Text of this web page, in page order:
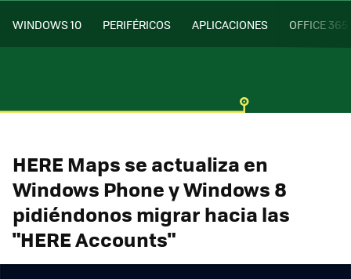
WINDOWS 10 PERIFÉRICOS APLICACIONES OFFICE 365
HERE Maps se actualiza en
Windows Phone y Windows 8
pidiéndonos migrar hacia las
"HERE Accounts"